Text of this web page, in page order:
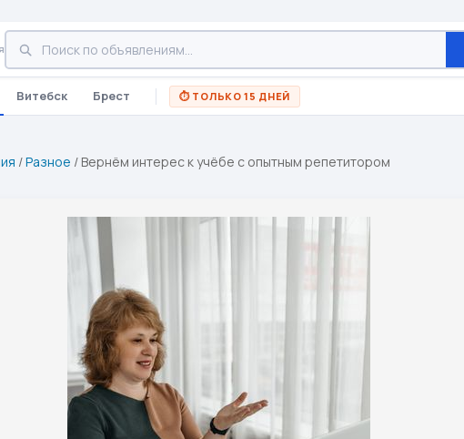
Витебск Брест ⏱ ТОЛЬКО 15 ДНЕЙ
/Разное / Вернём интерес к учёбе с опытным репетитором